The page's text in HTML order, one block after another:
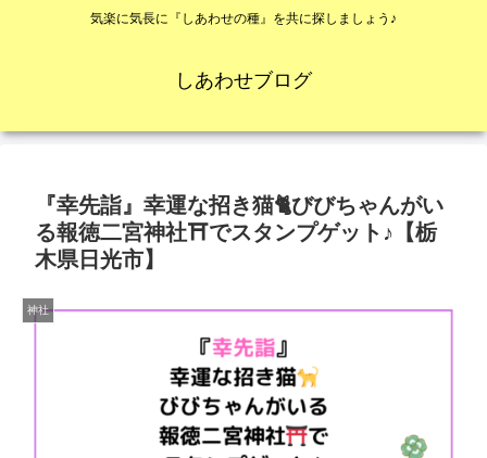
気楽に気長に『しあわせの種』を共に探しましょう♪
しあわせブログ
『幸先詣』幸運な招き猫🐈びびちゃんがい
る報徳二宮神社⛩でスタンプゲット♪【栃
木県日光市】
神社